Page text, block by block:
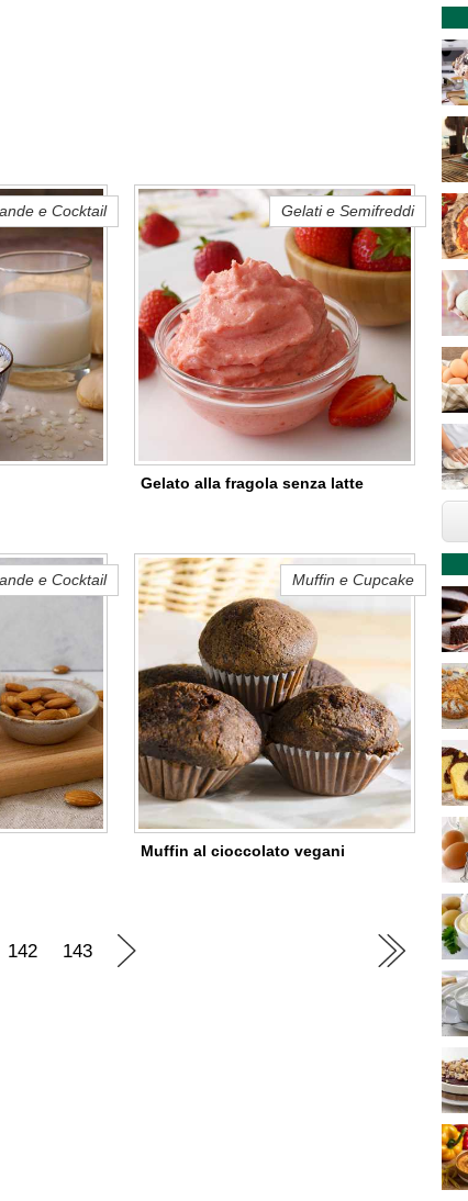
e Cocktail
Gelato alla fragola senza latte
Gelati e Semifreddi
e Cocktail
Muffin al cioccolato vegani
Muffin e Cupcake
142 143